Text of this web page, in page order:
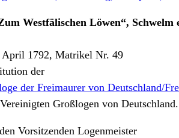
Westfälischen Löwen“, Schwelm
April 1792, Matrikel Nr. 49
der
der Freimaurer von Deutschland/
Großlogen von Deutschland.
Vorsitzenden Logenmeister